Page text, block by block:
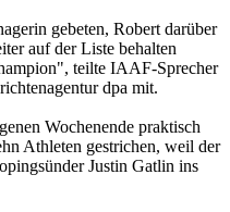
gebeten, Robert darüber
auf der Liste behalten
teilte IAAF-Sprecher
dpa mit.
Wochenende praktisch
Athleten gestrichen, weil der
Justin Gatlin ins